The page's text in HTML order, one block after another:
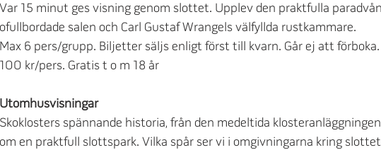
Var 15 minut ges visning genom slottet. Upplev den praktfulla
ofullbordade salen och Carl Gustaf Wrangels välfyllda rustkammare.
Max 6 pers/grupp. Biljetter säljs enligt först till kvarn. Går ej att förboka.
100 kr/pers. Gratis t o m 18 år
Utomhusvisningar
Skoklosters spännande historia, från den medeltida
om en praktfull slottspark. Vilka spår ser vi i omgivningarna kring